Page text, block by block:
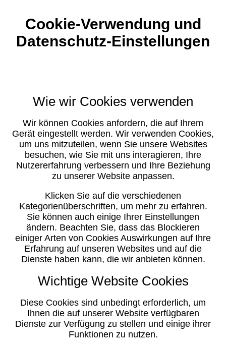
Cookie-Verwendung und
Datenschutz-Einstellungen
Wie wir Cookies verwenden
Wir können Cookies anfordern, die auf Ihrem
Gerät eingestellt werden. Wir verwenden Cookies,
um uns mitzuteilen, wenn Sie unsere Websites
besuchen, wie Sie mit uns interagieren, Ihre
Nutzererfahrung verbessern und Ihre Beziehung
zu unserer Website anpassen.
Klicken Sie auf die verschiedenen
Kategorienüberschriften, um mehr zu erfahren.
Sie können auch einige Ihrer Einstellungen
ändern. Beachten Sie, dass das Blockieren
einiger Arten von Cookies Auswirkungen auf Ihre
Erfahrung auf unseren Websites und auf die
Dienste haben kann, die wir anbieten können.
Wichtige Website Cookies
Diese Cookies sind unbedingt erforderlich, um
Ihnen die auf unserer Website verfügbaren
Dienste zur Verfügung zu stellen und einige ihrer
Funktionen zu nutzen.